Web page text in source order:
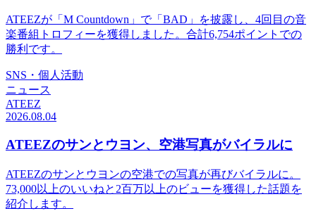
ATEEZが「M Countdown」で「BAD」を披露し、4回目の音
楽番組トロフィーを獲得しました。合計6,754ポイントでの
勝利です。
SNS・個人活動
ニュース
ATEEZ
2026.08.04
ATEEZのサンとウヨン、空港写真がバイラルに
ATEEZのサンとウヨンの空港での写真が再びバイラルに。
73,000以上のいいねと2百万以上のビューを獲得した話題を
紹介します。